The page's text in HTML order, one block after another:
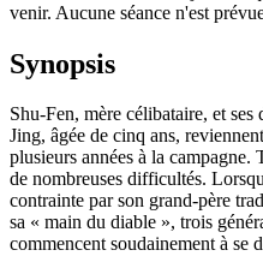
venir. Aucune séance n'est
Synopsis
Shu-Fen, mère célibataire, et
Jing, âgée de cinq ans,
plusieurs années à la
de nombreuses difficultés.
contrainte par son grand-père
sa « main du diable », trois
commencent soudainement à se